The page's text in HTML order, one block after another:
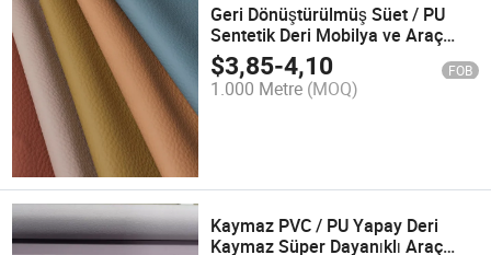
Geri Dönüştürülmüş Süet / PU
Sentetik Deri Mobilya ve Araç
Koltukları için
$3,85-4,10 FOB
1.000 Metre (MOQ)
Kaymaz PVC / PU Yapay Deri
Kaymaz Süper Dayanıklı Araç